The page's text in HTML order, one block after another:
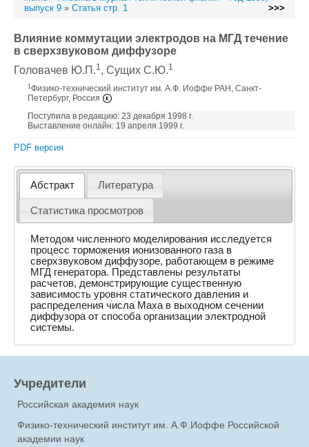
выпуск 9 » Статья стр. 1 >>>
Влияние коммутации электродов на МГД течение
в сверхзвуковом диффузоре
Головачев Ю.П.1, Сущих С.Ю.1
1 Физико-технический институт им. А.Ф. Иоффе РАН, Санкт-
Петербург, Россия
Поступила в редакцию: 23 декабря 1998 г.
Выставление онлайн: 19 апреля 1999 г.
PDF версия
Абстракт Литература
Статистика просмотров
Методом численного моделирования исследуется
процесс торможения ионизованного газа в
сверхзвуковом диффузоре, работающем в режиме
МГД генератора. Представлены результаты
расчетов, демонстрирующие существенную
зависимость уровня статического давления и
распределения числа Маха в выходном сечении
диффузора от способа организации электродной
системы.
Учредители
Российская академия наук
Физико-технический институт им. А.Ф.Иоффе Российской
академии наук